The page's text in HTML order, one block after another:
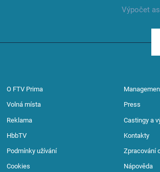
Výpočet
O FTV Prima
Volná místa Press
Reklama Castingy a
HbbTV Kontakty
Podmínky užívání Zpracování
Cookies Nápověda